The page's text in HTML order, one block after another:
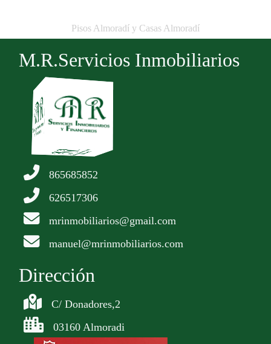
Pisos Almoradí y Casas Almoradí
M.R.Servicios Inmobiliarios
865685852
626517306
mrinmobiliarios@gmail.com
manuel@mrinmobiliarios.com
Dirección
C/ Donadores,2
03160 Almoradi